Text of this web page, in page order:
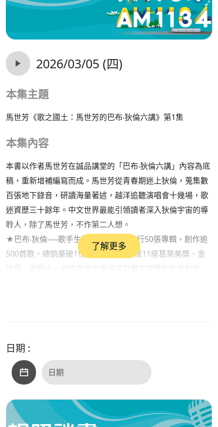
2026/03/05 (四)
本集主題
馬世芳《歌之國土：馬世芳的巴布‧狄倫六講》第1集
本集內容
本書以作者馬世芳在誠品講堂的「巴布‧狄倫六講」內容為底
稿，重新增補編寫而成。馬世芳從青春期迷上狄倫，蒐集數
百張地下錄音，研讀海量著述，越洋追聽演唱會十幾場，歌
迷資歷三十餘年。中文世界最能引領讀者深入狄倫宇宙的導
聆人，除了馬世芳，不作第二人想。
★巴布‧狄倫──歌手生涯超過60年，發行50張專輯，創作逾
500首歌，總銷量破1億2500萬張，榮獲11座葛萊美獎、金
了解更多
日期 :